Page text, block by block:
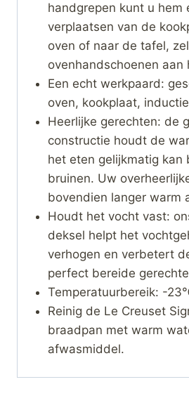
handgrepen kunt u hem
verplaatsen van de
oven of naar de tafel,
ovenhandschoenen aan
Een echt werkpaard:
oven, kookplaat,
Heerlijke gerechten: de
constructie houdt de
het eten gelijkmatig kan
bruinen. Uw
bovendien langer warm
Houdt het vocht vast:
deksel helpt het
verhogen en verbetert
perfect bereide
Temperatuurbereik: -
Reinig de Le Creuset
braadpan met warm
afwasmiddel.